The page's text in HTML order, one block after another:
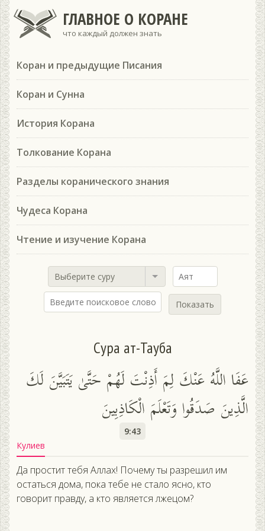
ГЛАВНОЕ О КОРАНЕ
что каждый должен знать
Коран и предыдущие Писания
Коран и Сунна
История Корана
Толкование Корана
Разделы коранического знания
Чудеса Корана
Чтение и изучение Корана
Выберите суру
Показать
Сура ат-Тауба
عَفَا اللَّهُ عَنْكَ لِمَ أَذِنْتَ لَهُمْ حَتَّىٰ يَتَبَيَّنَ لَكَ
الَّذِينَ صَدَقُوا وَتَعْلَمَ الْكَاذِبِينَ
9:43
Кулиев
Да простит тебя Аллах! Почему ты разрешил им
остаться дома, пока тебе не стало ясно, кто
говорит правду, а кто является лжецом?